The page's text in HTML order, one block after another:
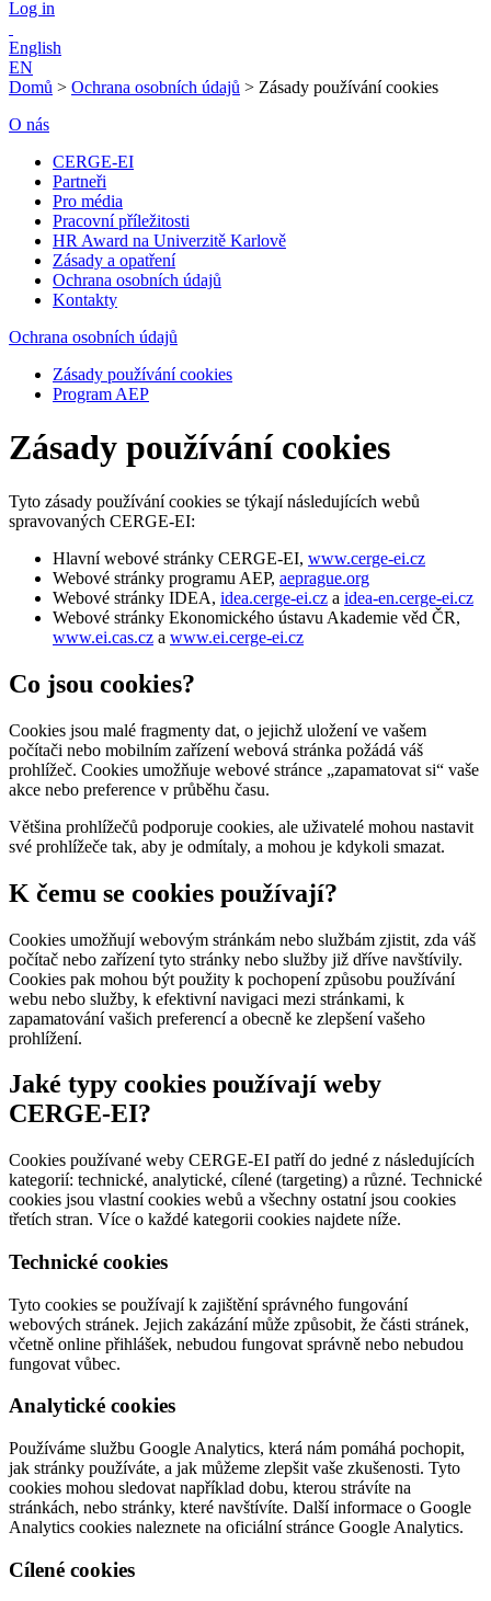
Log in
English
EN
Domů > Ochrana osobních údajů > Zásady používání cookies
O nás
CERGE-EI
Partneři
Pro média
Pracovní příležitosti
HR Award na Univerzitě Karlově
Zásady a opatření
Ochrana osobních údajů
Kontakty
Ochrana osobních údajů
Zásady používání cookies
Program AEP
Zásady používání cookies
Tyto zásady používání cookies se týkají následujících webů
spravovaných CERGE-EI:
Hlavní webové stránky CERGE-EI, www.cerge-ei.cz
Webové stránky programu AEP, aeprague.org
Webové stránky IDEA, idea.cerge-ei.cz a idea-en.cerge-ei.cz
Webové stránky Ekonomického ústavu Akademie věd ČR,
www.ei.cas.cz a www.ei.cerge-ei.cz
Co jsou cookies?
Cookies jsou malé fragmenty dat, o jejichž uložení ve vašem
počítači nebo mobilním zařízení webová stránka požádá váš
prohlížeč. Cookies umožňuje webové stránce „zapamatovat si“ vaše
akce nebo preference v průběhu času.
Většina prohlížečů podporuje cookies, ale uživatelé mohou nastavit
své prohlížeče tak, aby je odmítaly, a mohou je kdykoli smazat.
K čemu se cookies používají?
Cookies umožňují webovým stránkám nebo službám zjistit, zda váš
počítač nebo zařízení tyto stránky nebo služby již dříve navštívily.
Cookies pak mohou být použity k pochopení způsobu používání
webu nebo služby, k efektivní navigaci mezi stránkami, k
zapamatování vašich preferencí a obecně ke zlepšení vašeho
prohlížení.
Jaké typy cookies používají weby
CERGE-EI?
Cookies používané weby CERGE-EI patří do jedné z následujících
kategorií: technické, analytické, cílené (targeting) a různé. Technické
cookies jsou vlastní cookies webů a všechny ostatní jsou cookies
třetích stran. Více o každé kategorii cookies najdete níže.
Technické cookies
Tyto cookies se používají k zajištění správného fungování
webových stránek. Jejich zakázání může způsobit, že části stránek,
včetně online přihlášek, nebudou fungovat správně nebo nebudou
fungovat vůbec.
Analytické cookies
Používáme službu Google Analytics, která nám pomáhá pochopit,
jak stránky používáte, a jak můžeme zlepšit vaše zkušenosti. Tyto
cookies mohou sledovat například dobu, kterou strávíte na
stránkách, nebo stránky, které navštívíte. Další informace o Google
Analytics cookies naleznete na oficiální stránce Google Analytics.
Cílené cookies